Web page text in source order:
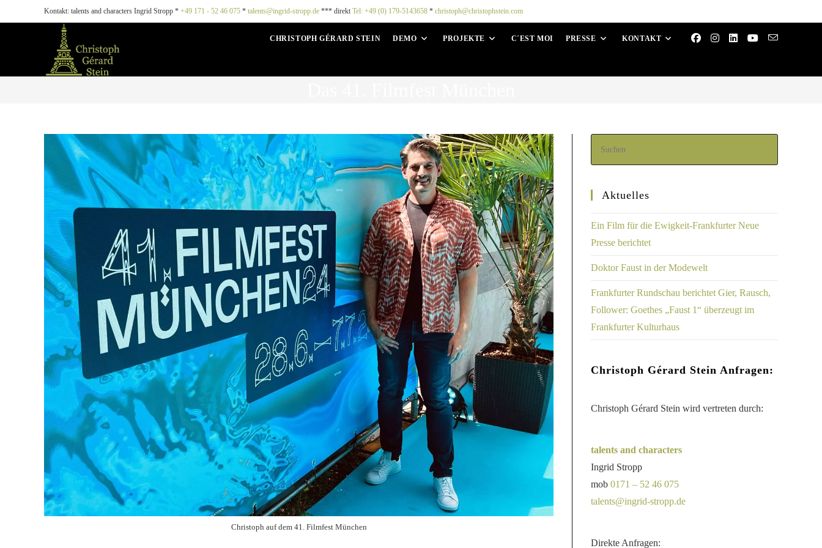
Kontakt: talents and characters Ingrid Stropp * +49 171 - 52 46 075 * talents@ingrid-stropp.de *** direkt Tel: +49 (0) 179-5143658 * christoph@christophstein.com
CHRISTOPH GÉRARD STEIN DEMO PROJEKTE C´EST MOI PRESSE KONTAKT
Christoph auf dem 41. Filmfest München
Aktuelles
Ein Film für die Ewigkeit-Frankfurter Neue
Presse berichtet
Doktor Faust in der Modewelt
Frankfurter Rundschau berichtet Gier, Rausch,
Follower: Goethes „Faust 1“ überzeugt im
Frankfurter Kulturhaus
Christoph Gérard Stein Anfragen:
Christoph Gérard Stein wird vertreten durch:
talents and characters
Ingrid Stropp
mob 0171 – 52 46 075
talents@ingrid-stropp.de
Direkte Anfragen: